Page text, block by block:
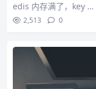
edis 内存满了，key …
2,513 0